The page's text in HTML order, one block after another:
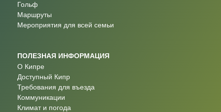
Гольф
Маршруты
Мероприятия для всей семьи
ПОЛЕЗНАЯ ИНФОРМАЦИЯ
О Кипре
Доступный Кипр
Требования для въезда
Коммуникации
Климат и погода